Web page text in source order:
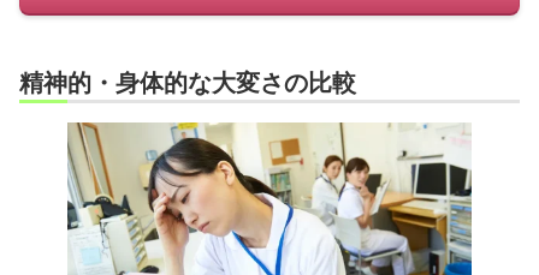
精神的・身体的な大変さの比較